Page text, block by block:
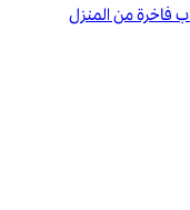
فاخرة من المنزل